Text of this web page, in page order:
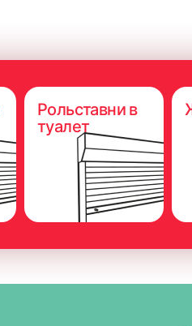
Рольставни в
туалет